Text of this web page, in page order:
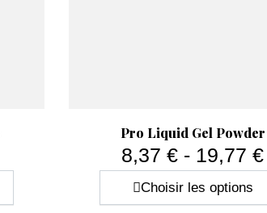
 Aperçu rapide
Pro Liquid Gel Powder
8,37 € - 19,77 €
Choisir les options